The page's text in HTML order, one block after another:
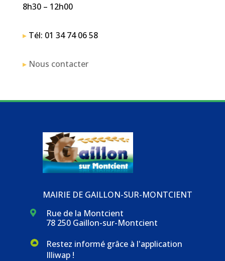
8h30 – 12h00
▸Tél: 01 34 74 06 58
▸ Nous contacter
MAIRIE DE GAILLON-SUR-MONTCIENT

Rue de la Montcient
78 250 Gaillon-sur-Montcient
Restez informé grâce à l'application
Illiwap !